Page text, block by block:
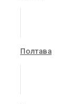
Полтава